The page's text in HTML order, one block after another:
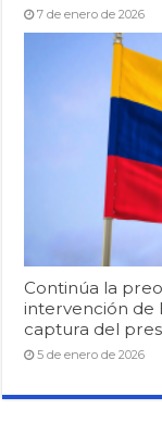
7 de enero de 2026
Continúa la
intervención de
captura del
5 de enero de 2026